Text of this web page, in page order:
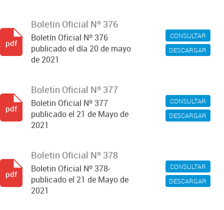
CONSULTAR
DESCARGAR
Boletin Oficial Nº 376
Boletín Oficial Nº 376
publicado el día 20 de mayo
de 2021
pdf
CONSULTAR
DESCARGAR
Boletin Oficial Nº 377
Boletin Oficial Nº 377
publicado el 21 de Mayo de
2021
pdf
CONSULTAR
DESCARGAR
Boletin Oficial Nº 378
Boletin Oficial Nº 378-
publicado el 21 de Mayo de
2021
pdf